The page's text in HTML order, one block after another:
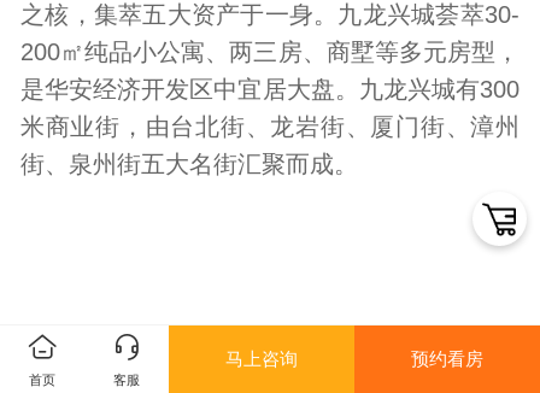
之核，集萃五大资产于一身。九龙兴城荟萃30-
200㎡纯品小公寓、两三房、商墅等多元房型，
是华安经济开发区中宜居大盘。九龙兴城有300
米商业街，由台北街、龙岩街、厦门街、漳州
街、泉州街五大名街汇聚而成。
首页 客服
马上咨询 预约看房